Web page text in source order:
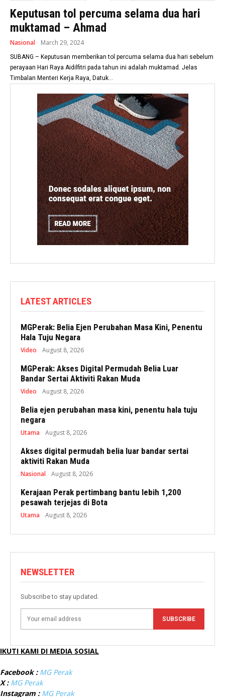
Keputusan tol percuma selama dua hari
muktamad – Ahmad
Nasional March 29, 2024
SUBANG – Keputusan memberikan tol percuma selama dua hari sebelum
perayaan Hari Raya Aidilfitri pada tahun ini adalah muktamad. Jelas
Timbalan Menteri Kerja Raya, Datuk...
LATEST ARTICLES
MGPerak: Belia Ejen Perubahan Masa Kini, Penentu
Hala Tuju Negara
Video August 8, 2026
MGPerak: Akses Digital Permudah Belia Luar
Bandar Sertai Aktiviti Rakan Muda
Video August 8, 2026
Belia ejen perubahan masa kini, penentu hala tuju
negara
Utama August 8, 2026
Akses digital permudah belia luar bandar sertai
aktiviti Rakan Muda
Nasional August 8, 2026
Kerajaan Perak pertimbang bantu lebih 1,200
pesawah terjejas di Bota
Utama August 8, 2026
NEWSLETTER
Subscribe to stay updated.
SUBSCRIBE
IKUTI KAMI DI MEDIA SOSIAL
Facebook : MG Perak
X : MG Perak
Instagram : MG Perak